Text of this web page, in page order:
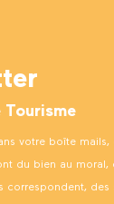
Tourisme
votre boîte mails,
du bien au moral,
correspondent, des